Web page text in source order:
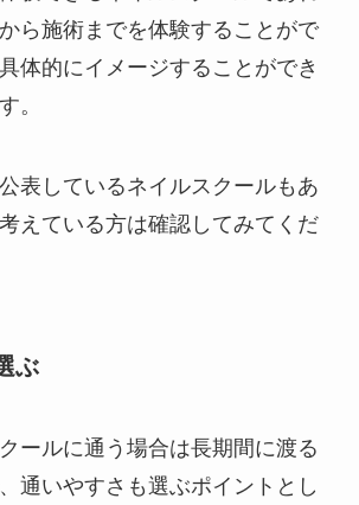
ら施術までを体験することがで
体的にイメージすることができ
。
表しているネイルスクールもあ
えている方は確認してみてくだ
ぶ
ールに通う場合は長期間に渡る
通いやすさも選ぶポイントとし